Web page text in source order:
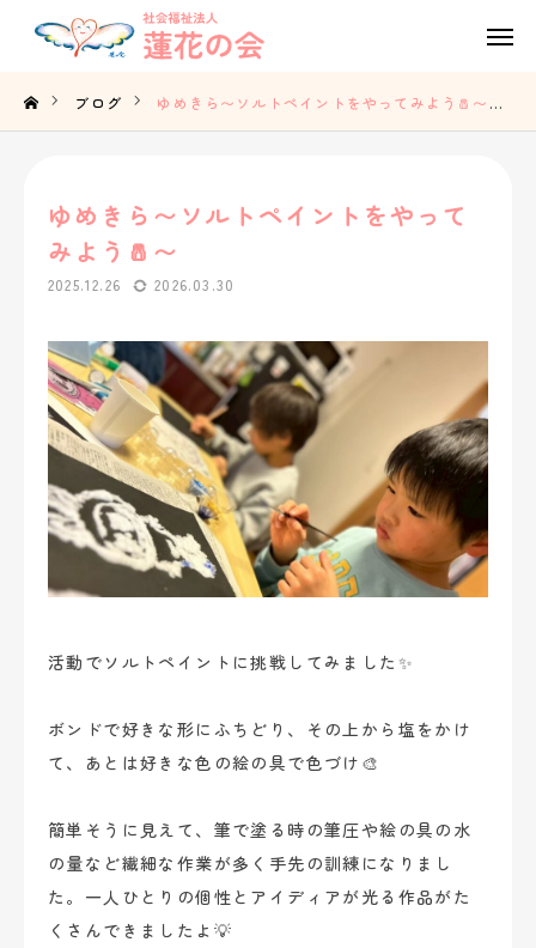
ブログ ゆめきら〜ソルトペイントをやってみよう🧂〜
ゆめきら〜ソルトペイントをやって
みよう🧂〜
2025.12.26 2026.03.30
活動でソルトペイントに挑戦してみました✨
ボンドで好きな形にふちどり、その上から塩をかけ
て、あとは好きな色の絵の具で色づけ🎨
簡単そうに見えて、筆で塗る時の筆圧や絵の具の水
の量など繊細な作業が多く手先の訓練になりまし
た。一人ひとりの個性とアイディアが光る作品がた
くさんできましたよ💡
Tel Contact
TOP
蓮花の会の想い
事業内容
法人概要
採用情報
お知らせ